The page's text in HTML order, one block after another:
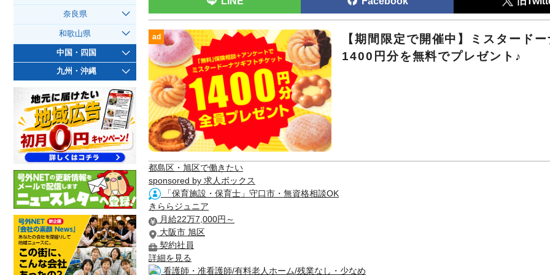
ad
【期間限定で開催中】ミスタードー
1400円分を無料でプレゼント♪
都島区・旭区で働きたい
sponsored by 求人ボックス
「保育施設・保育士」守口市・無資格相談OK
きららジュニア
月給22万7,000円～
大阪市 旭区
契約社員
詳細を見る
看護師・准看護師/有料老人ホーム/残業なし・少なめ
奈良県
和歌山県
中国・四国
九州・沖縄